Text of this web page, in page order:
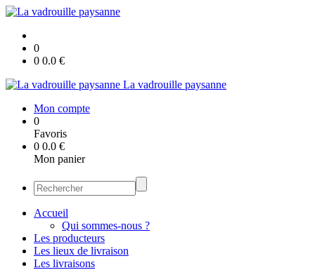
0
0 0.0 €
La vadrouille paysanne
Mon compte
0
Favoris
0 0.0 €
Mon panier
Accueil
Qui sommes-nous ?
Les producteurs
Les lieux de livraison
Les livraisons